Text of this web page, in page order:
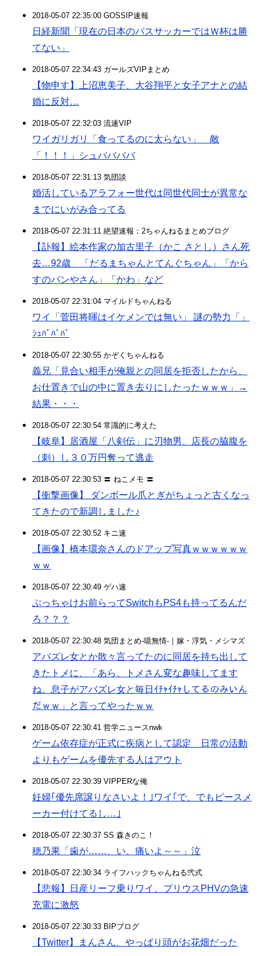
2018-05-07 22:35:00 GOSSIP速報
日経新聞「現在の日本のパスサッカーではＷ杯は勝
てない」
2018-05-07 22:34:43 ガールズVIPまとめ
【物申す】上沼恵美子、大谷翔平と女子アナとの結
婚に反対…
2018-05-07 22:32:03 流速VIP
ワイガリガリ「食ってるのに太らない」 敵
「！！！」シュババババ
2018-05-07 22:31:13 気団談
婚活しているアラフォー世代は同世代同士が異常な
までにいがみ合ってる
2018-05-07 22:31:11 絶望速報：2ちゃんねるまとめブログ
【訃報】絵本作家の加古里子（かこ さとし）さん死
去…92歳 「だるまちゃんとてんぐちゃん」「から
すのパンやさん」「かわ」など
2018-05-07 22:31:04 マイルドちゃんねる
ワイ「菅田将暉はイケメンでは無い」 謎の勢力「」
ｼｭﾊﾞﾊﾞﾊﾞ
2018-05-07 22:30:55 かぞくちゃんねる
義兄「見合い相手が俺親との同居を拒否したから、
お仕置きで山の中に置き去りにしたったｗｗｗ」→
結果・・・
2018-05-07 22:30:54 常識的に考えた
【岐阜】居酒屋「八剣伝」に刃物男、店長の脇腹を
（刺）し３０万円奪って逃走
2018-05-07 22:30:53 〓 ねこメモ 〓
【衝撃画像】 ダンボール爪とぎがちょっと古くなっ
てきたので新調しました♪
2018-05-07 22:30:52 キニ速
【画像】橋本環奈さんのドアップ写真ｗｗｗｗｗｗ
ｗｗ
2018-05-07 22:30:49 ゲハ速
ぶっちゃけお前らってSwitchもPS4も持ってるんだ
ろ？？？
2018-05-07 22:30:48 気団まとめ-噫無情-｜嫁・浮気・メシマズ
アバズレ女とか散々言ってたのに同居を持ち出して
きたトメに、「あら、トメさん変な趣味してます
ね。息子がアバズレ女と毎日ｲﾁｬｲﾁｬしてるのみいん
だｗｗ」と言ってやったｗｗ
2018-05-07 22:30:41 哲学ニュースnwk
ゲーム依存症が正式に疾病として認定 日常の活動
よりもゲームを優先する人はアウト
2018-05-07 22:30:39 VIPPERな俺
妊婦｢優先席譲りなさいよ！｣ワイ｢で、でもピースメ
ーカー付けてるし…｣
2018-05-07 22:30:37 SS 森きのこ！
穂乃果「歯が……、い、痛いよ～～」泣
2018-05-07 22:30:34 ライフハックちゃんねる弐式
【悲報】日産リーフ乗りワイ、プリウスPHVの急速
充電に激怒
2018-05-07 22:30:33 BIPブログ
【Twitter】まんさん、やっぱり頭がお花畑だった